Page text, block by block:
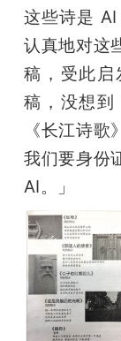
这些诗是
认真地对这
稿，受此启
稿，没想到
《长江诗
我们要身份
AI。」